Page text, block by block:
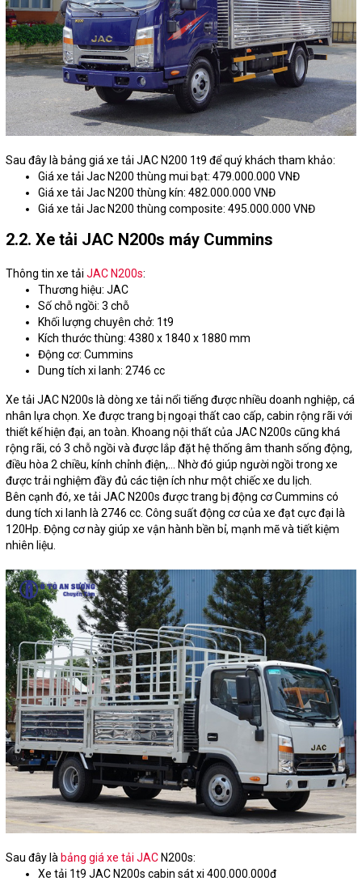
Sau đây là bảng giá xe tải JAC N200 1t9 để quý khách tham khảo:
Giá xe tải Jac N200 thùng mui bạt: 479.000.000 VNĐ
Giá xe tải Jac N200 thùng kín: 482.000.000 VNĐ
Giá xe tải Jac N200 thùng composite: 495.000.000 VNĐ
2.2. Xe tải JAC N200s máy Cummins
Thông tin xe tải JAC N200s:
Thương hiệu: JAC
Số chỗ ngồi: 3 chỗ
Khối lượng chuyên chở: 1t9
Kích thước thùng: 4380 x 1840 x 1880 mm
Động cơ: Cummins
Dung tích xi lanh: 2746 cc
Xe tải JAC N200s là dòng xe tải nổi tiếng được nhiều doanh nghiệp, cá
nhân lựa chọn. Xe được trang bị ngoại thất cao cấp, cabin rộng rãi với
thiết kế hiện đại, an toàn. Khoang nội thất của JAC N200s cũng khá
rộng rãi, có 3 chỗ ngồi và được lắp đặt hệ thống âm thanh sống động,
điều hòa 2 chiều, kính chỉnh điện,... Nhờ đó giúp người ngồi trong xe
được trải nghiệm đầy đủ các tiện ích như một chiếc xe du lịch.
Bên cạnh đó, xe tải JAC N200s được trang bị động cơ Cummins có
dung tích xi lanh là 2746 cc. Công suất động cơ của xe đạt cực đại là
120Hp. Động cơ này giúp xe vận hành bền bỉ, mạnh mẽ và tiết kiệm
nhiên liệu.
Sau đây là bảng giá xe tải JACN200s:
Xe tải 1t9 JAC N200s cabin sát xi 400.000.000đ